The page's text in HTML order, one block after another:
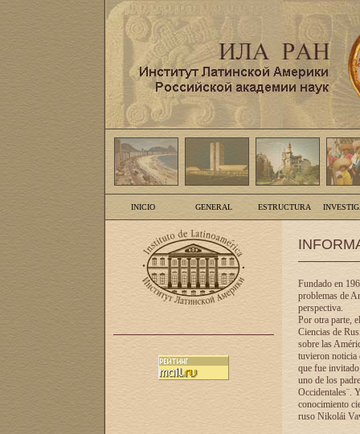
INICIO GENERAL ESTRUCTURA
Fundado en
problemas de
perspectiva.
Por otra parte,
Ciencias de
sobre las
tuvieron noticia
que fue
uno de los
Occidentales¨.
conocimiento
ruso Nikolái